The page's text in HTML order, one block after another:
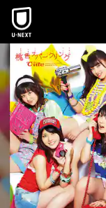
本文へスキップ